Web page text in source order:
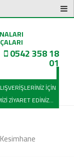
0542 358 18
01
İÇİN
ZİYARET EDİNİZ...
Kesimhane